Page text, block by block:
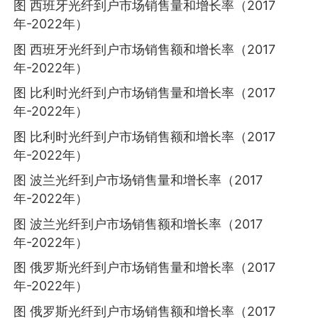
图 西班牙光纤到户市场销售量和增长率（2017
年-2022年）
图 西班牙光纤到户市场销售额和增长率（2017
年-2022年）
图 比利时光纤到户市场销售量和增长率（2017
年-2022年）
图 比利时光纤到户市场销售额和增长率（2017
年-2022年）
图 波兰光纤到户市场销售量和增长率（2017
年-2022年）
图 波兰光纤到户市场销售额和增长率（2017
年-2022年）
图 俄罗斯光纤到户市场销售量和增长率（2017
年-2022年）
图 俄罗斯光纤到户市场销售额和增长率（2017